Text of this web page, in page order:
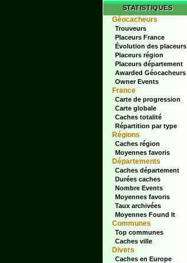
STATISTIQUES
Géocacheurs
Trouveurs
Placeurs France
Évolution des placeurs
Placeurs région
Placeurs département
Awarded Géocacheurs
Owner Events
France
Carte de progression
Carte globale
Caches totalité
Répartition par type
Régions
Caches région
Moyennes favoris
Départements
Caches département
Durées caches
Nombre Events
Moyennes favoris
Taux archivées
Moyennes Found It
Communes
Top communes
Caches ville
Divers
Caches en Europe